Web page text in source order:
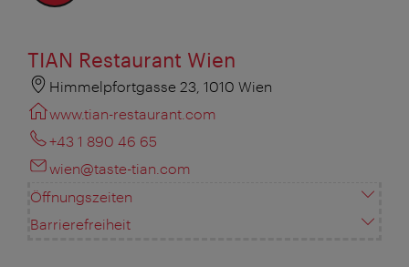
TIAN Restaurant Wien
Himmelpfortgasse 23, 1010 Wien
www.tian-restaurant.com
+43 1 890 46 65
wien@taste-tian.com
Öffnungszeiten
Barrierefreiheit